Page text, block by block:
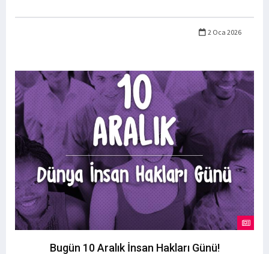
2 Oca 2026
Bugün 10 Aralık İnsan Hakları Günü!